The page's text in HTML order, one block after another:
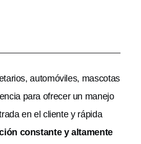
automóviles, mascotas
para ofrecer un manejo
en el cliente y rápida
constante y altamente